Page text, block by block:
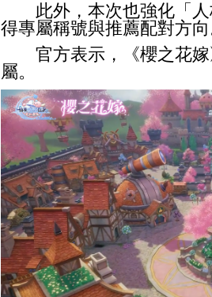
此外，本次也強化「人
得專屬稱號與推薦配對方
官方表示，《櫻之花嫁
屬。